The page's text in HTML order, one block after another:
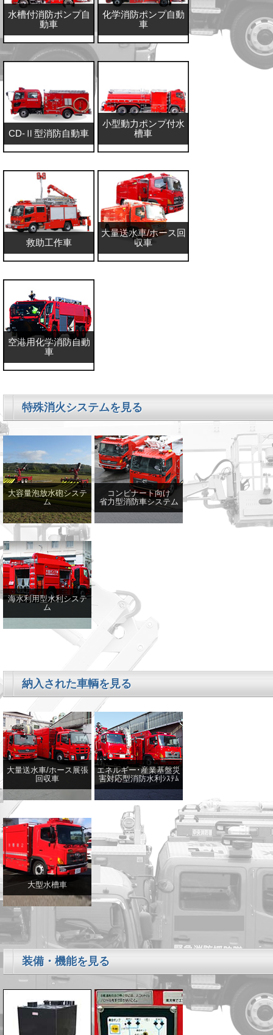
2024/01/11
2024年初荷式並びに初詣
2023/09/04
採用情報を更新しました
水槽付消防ポンプ自
動車
化学消防ポンプ自動
車
CD-Ⅱ型消防自動車
小型動力ポンプ付水
槽車
救助工作車
大量送水車/ホース回
収車
空港用化学消防自動
車
特殊消火システムを見る
大容量泡放水砲システ
ム
コンビナート向け
省力型消防車システム
海水利用型水利システ
ム
納入された車輌を見る
大量送水車/ホース展張
回収車
エネルギー･産業基盤災
害対応型消防水利ｼｽﾃﾑ
大型水槽車
装備・機能を見る